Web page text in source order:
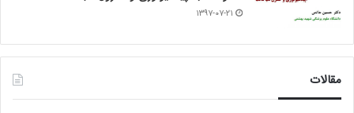
۱۳۹۷-۰۷-۲۱
مقالات